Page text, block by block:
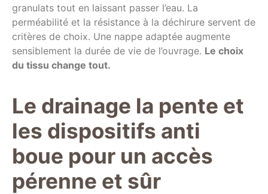
granulats tout en laissant passer l’eau. La
perméabilité et la résistance à la déchirure servent de
critères de choix. Une nappe adaptée augmente
sensiblement la durée de vie de l’ouvrage. Le choix
du tissu change tout.
Le drainage la pente et
les dispositifs anti
boue pour un accès
pérenne et sûr